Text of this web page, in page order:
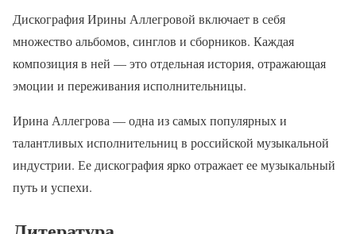
Дискография Ирины Аллегровой включает в себя
множество альбомов, синглов и сборников. Каждая
композиция в ней — это отдельная история, отражающая
эмоции и переживания исполнительницы.
Ирина Аллегрова — одна из самых популярных и
талантливых исполнительниц в российской музыкальной
индустрии. Ее дискография ярко отражает ее музыкальный
путь и успехи.